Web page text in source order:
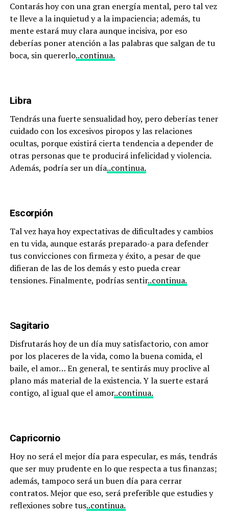
Contarás hoy con una gran energía mental, pero tal vez
te lleve a la inquietud y a la impaciencia; además, tu
mente estará muy clara aunque incisiva, por eso
deberías poner atención a las palabras que salgan de tu
boca, sin quererlo..continua.
Libra
Tendrás una fuerte sensualidad hoy, pero deberías tener
cuidado con los excesivos piropos y las relaciones
ocultas, porque existirá cierta tendencia a depender de
otras personas que te producirá infelicidad y violencia.
Además, podría ser un día..continua.
Escorpión
Tal vez haya hoy expectativas de dificultades y cambios
en tu vida, aunque estarás preparado-a para defender
tus convicciones con firmeza y éxito, a pesar de que
difieran de las de los demás y esto pueda crear
tensiones. Finalmente, podrías sentir..continua.
Sagitario
Disfrutarás hoy de un día muy satisfactorio, con amor
por los placeres de la vida, como la buena comida, el
baile, el amor… En general, te sentirás muy proclive al
plano más material de la existencia. Y la suerte estará
contigo, al igual que el amor..continua.
Capricornio
Hoy no será el mejor día para especular, es más, tendrás
que ser muy prudente en lo que respecta a tus finanzas;
además, tampoco será un buen día para cerrar
contratos. Mejor que eso, será preferible que estudies y
reflexiones sobre tus..continua.